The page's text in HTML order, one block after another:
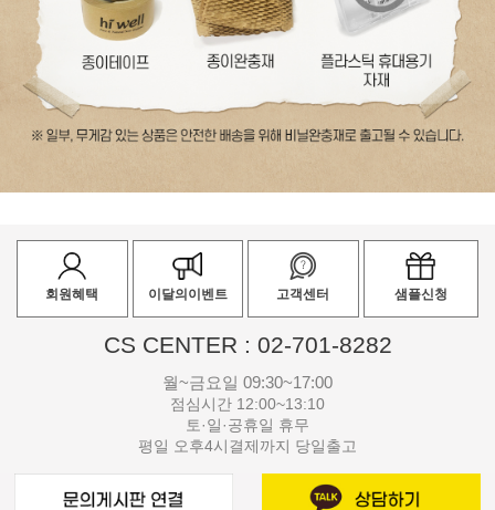
회원혜택 이달의이벤트 고객센터 샘플신청
CS CENTER : 02-701-8282
월~금요일 09:30~17:00
점심시간 12:00~13:10
토·일·공휴일 휴무
평일 오후4시결제까지 당일출고